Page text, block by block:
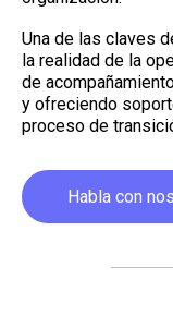
Una de las claves
la realidad de la
de
y ofreciendo
proceso de
Habla con